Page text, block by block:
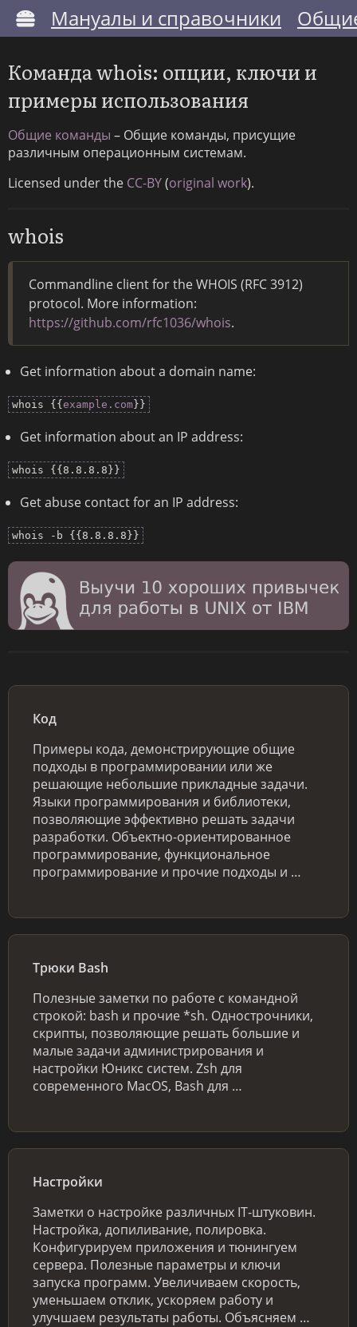
Мануалы и справочники
Команда whois: опции, ключи и
примеры использования
Общие команды – Общие команды, присущие
различным операционным системам.
Licensed under the CC-BY(original work).
whois
Commandline client for the WHOIS (RFC 3912)
protocol. More information:
https://github.com/rfc1036/whois.
Get information about a domain name:
whois {{ example.com }}
Get information about an IP address:
whois {{8.8.8.8}}
Get abuse contact for an IP address:
whois -b {{8.8.8.8}}
Код
Примеры кода, демонстрирующие общие
подходы в программировании или же
решающие небольшие прикладные задачи.
Языки программирования и библиотеки,
позволяющие эффективно решать задачи
разработки. Объектно-ориентированное
программирование, функциональное
программирование и прочие подходы и …
Трюки Bash
Полезные заметки по работе с командной
строкой: bash и прочие *sh. Однострочники,
скрипты, позволяющие решать большие и
малые задачи администрирования и
настройки Юникс систем. Zsh для
современного MacOS, Bash для …
Настройки
Заметки о настройке различных IT-штуковин.
Настройка, допиливание, полировка.
Конфигурируем приложения и тюнингуем
сервера. Полезные параметры и ключи
запуска программ. Увеличиваем скорость,
уменьшаем отклик, ускоряем работу и
улучшаем результаты работы. Объясняем …